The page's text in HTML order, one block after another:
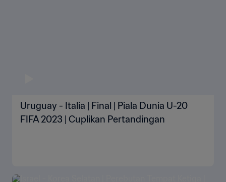
Uruguay - Italia | Final | Piala Dunia U-20
FIFA 2023 | Cuplikan Pertandingan